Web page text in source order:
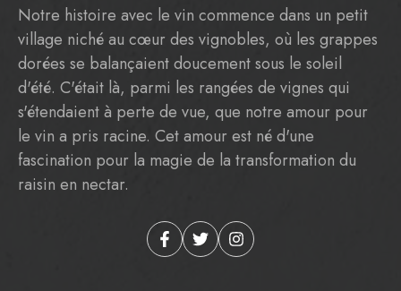
Notre histoire avec le vin commence dans un petit
village niché au cœur des vignobles, où les grappes
dorées se balançaient doucement sous le soleil
d'été. C'était là, parmi les rangées de vignes qui
s'étendaient à perte de vue, que notre amour pour
le vin a pris racine. Cet amour est né d'une
fascination pour la magie de la transformation du
raisin en nectar.